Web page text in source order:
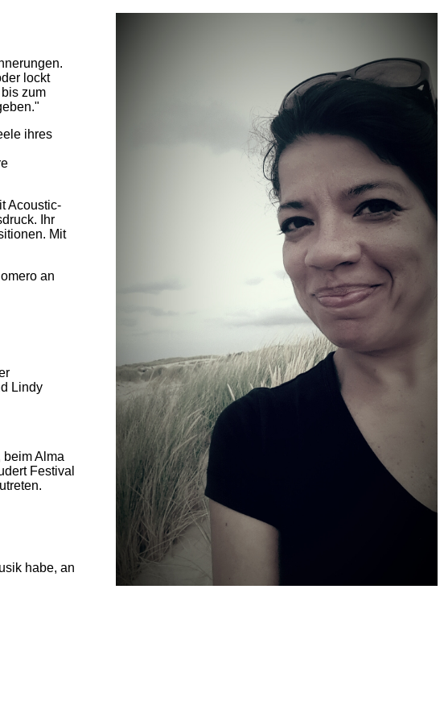
lockt
zum
ihres
Acoustic-
Ihr
Mit
an
Lindy
Alma
Festival
habe, an